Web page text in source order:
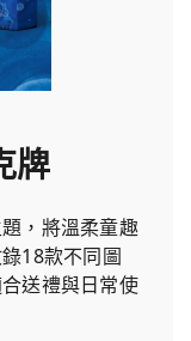
牌
，將溫柔童趣
18款不同圖
送禮與日常使